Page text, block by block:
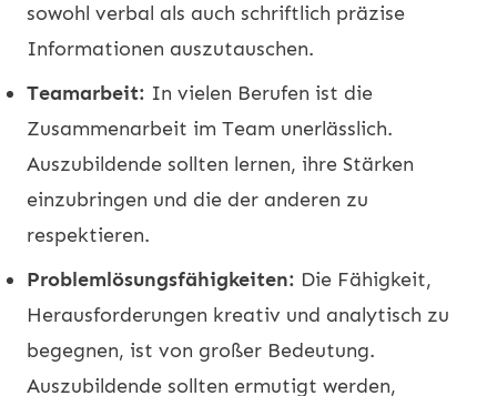
sowohl verbal als auch schriftlich präzise
Informationen auszutauschen.
Teamarbeit: In vielen Berufen ist die
Zusammenarbeit im Team unerlässlich.
Auszubildende sollten lernen, ihre Stärken
einzubringen und die der anderen zu
respektieren.
Problemlösungsfähigkeiten: Die Fähigkeit,
Herausforderungen kreativ und analytisch zu
begegnen, ist von großer Bedeutung.
Auszubildende sollten ermutigt werden,